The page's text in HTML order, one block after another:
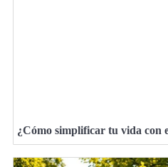
¿Cómo simplificar tu vida con